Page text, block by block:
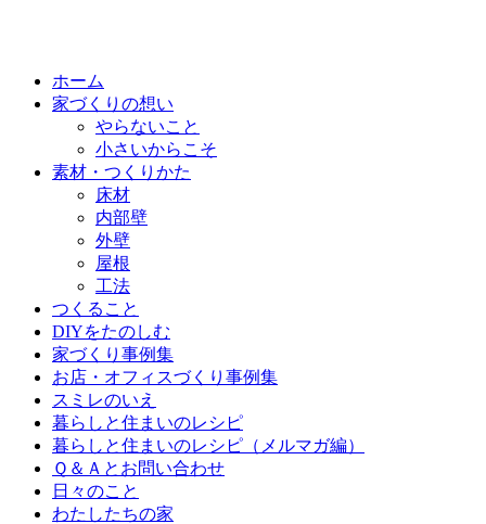
ホーム
家づくりの想い
やらないこと
小さいからこそ
素材・つくりかた
床材
内部壁
外壁
屋根
工法
つくること
DIYをたのしむ
家づくり事例集
お店・オフィスづくり事例集
スミレのいえ
暮らしと住まいのレシピ
暮らしと住まいのレシピ（メルマガ編）
Ｑ＆Ａとお問い合わせ
日々のこと
わたしたちの家